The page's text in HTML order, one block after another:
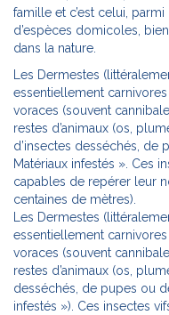
famille et c’est celui,
d’espèces domicoles,
dans la nature.
Les Dermestes
essentiellement
voraces (souvent
restes d’animaux (os,
d’insectes desséchés, de
Matériaux infestés ». Ces
capables de repérer leur
centaines de mètres).
Les Dermestes
essentiellement
voraces (souvent
restes d’animaux (os,
desséchés, de pupes ou
infestés »). Ces insectes